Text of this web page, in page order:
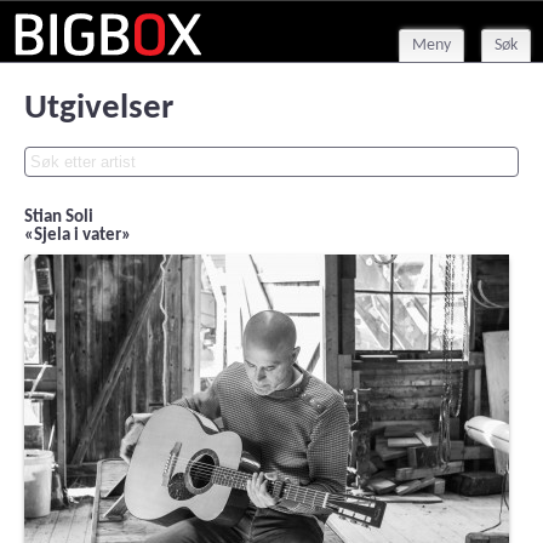
Meny Søk
Utgivelser
Stian Soli
«Sjela i vater»